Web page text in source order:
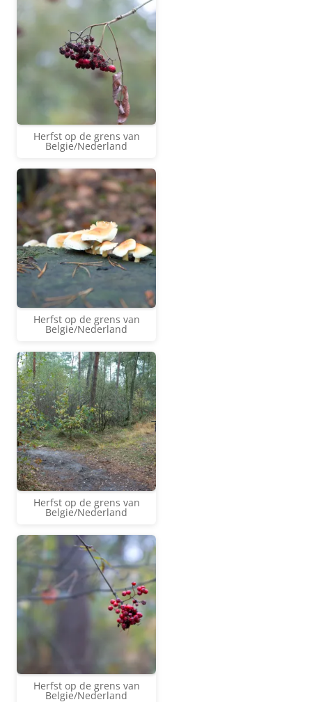
Herfst op de grens van
Belgie/Nederland
Herfst op de grens van
Belgie/Nederland
Herfst op de grens van
Belgie/Nederland
Herfst op de grens van
Belgie/Nederland